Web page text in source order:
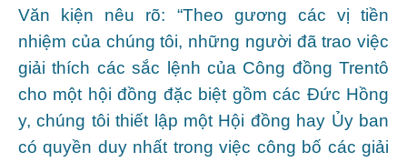
Văn kiện nêu rõ: “Theo gương các vị tiền
nhiệm của chúng tôi, những người đã trao việc
giải thích các sắc lệnh của Công đồng Trentô
cho một hội đồng đặc biệt gồm các Đức Hồng
y, chúng tôi thiết lập một Hội đồng hay Ủy ban
có quyền duy nhất trong việc công bố các giải